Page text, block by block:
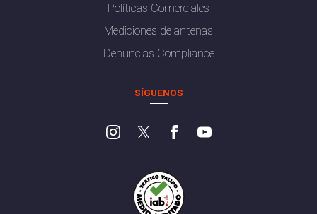
Políticas Comerciales
Mediciones de antenas
Denuncias Compliance
SÍGUENOS